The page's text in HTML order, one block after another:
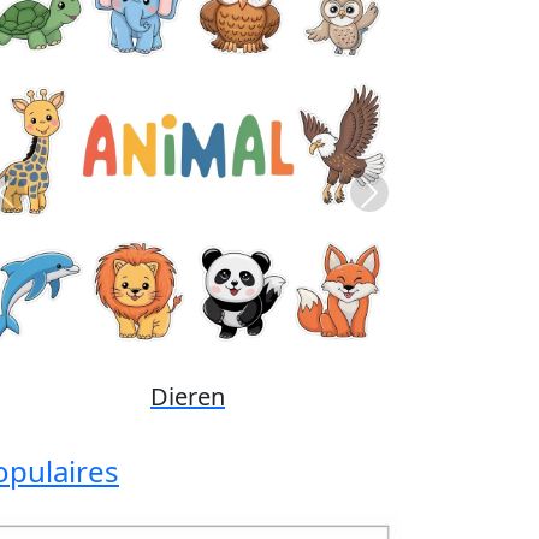
Disney
Previous Next